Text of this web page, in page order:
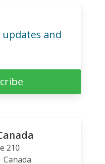
and
210
Canada